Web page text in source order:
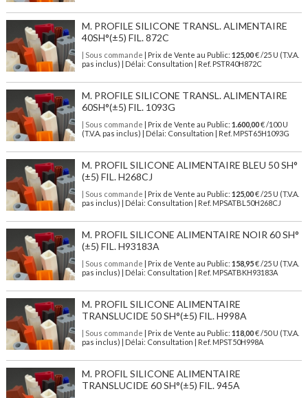
M. PROFILE SILICONE TRANSL. ALIMENTAIRE
40SH°(±5) FIL. 872C
| Sous commande | Prix de Vente au Public: 125,00€ /25 U (T.V.A.
pas inclus) | Délai: Consultation | Ref. PSTR40H872C
M. PROFILE SILICONE TRANSL. ALIMENTAIRE
60SH°(±5) FIL. 1093G
| Sous commande | Prix de Vente au Public: 1.600,00€ /100 U
(T.V.A. pas inclus) | Délai: Consultation | Ref. MPST65H1093G
M. PROFIL SILICONE ALIMENTAIRE BLEU 50 SH°
(±5) FIL. H268CJ
| Sous commande | Prix de Vente au Public: 125,00€ /25 U (T.V.A.
pas inclus) | Délai: Consultation | Ref. MPSATBL50H268CJ
M. PROFIL SILICONE ALIMENTAIRE NOIR 60 SH°
(±5) FIL. H93183A
| Sous commande | Prix de Vente au Public: 158,95€ /25 U (T.V.A.
pas inclus) | Délai: Consultation | Ref. MPSATBKH93183A
M. PROFIL SILICONE ALIMENTAIRE
TRANSLUCIDE 50 SH°(±5) FIL. H998A
| Sous commande | Prix de Vente au Public: 118,00€ /50 U (T.V.A.
pas inclus) | Délai: Consultation | Ref. MPST50H998A
M. PROFIL SILICONE ALIMENTAIRE
TRANSLUCIDE 60 SH°(±5) FIL. 945A